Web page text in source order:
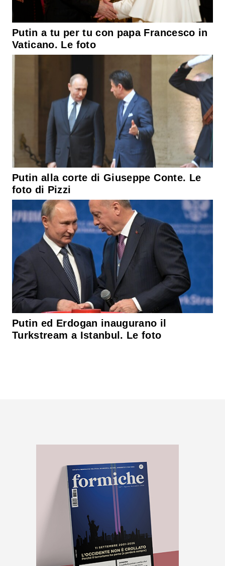
Putin a tu per tu con papa Francesco in
Vaticano. Le foto
Putin alla corte di Giuseppe Conte. Le
foto di Pizzi
Putin ed Erdogan inaugurano il
Turkstream a Istanbul. Le foto